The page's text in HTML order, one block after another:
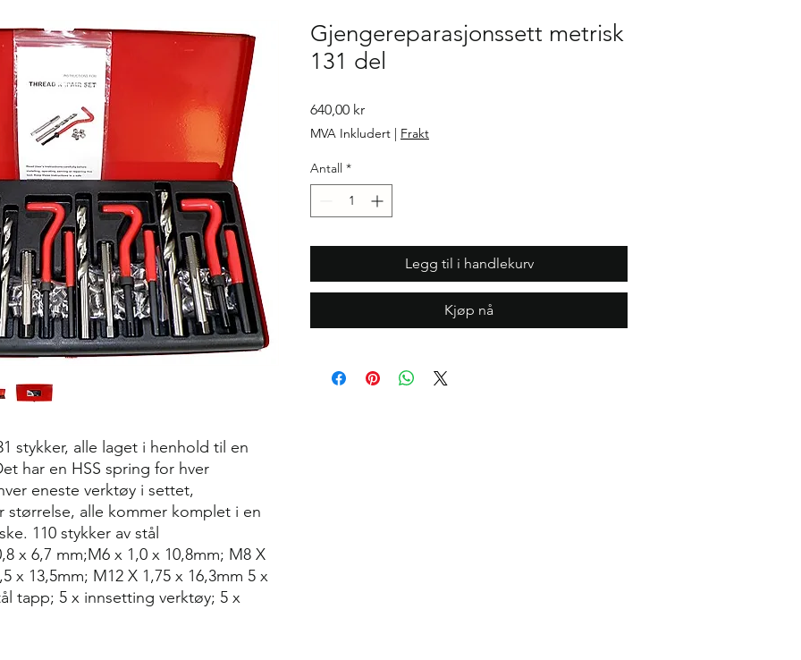
stykker, alle laget i henhold til en
har en HSS spring for hver
eneste verktøy i settet,
størrelse, alle kommer komplet i en
110 stykker av stål
x 6,7 mm;M6 x 1,0 x 10,8mm; M8 X
x 13,5mm; M12 X 1,75 x 16,3mm 5 x
tapp; 5 x innsetting verktøy; 5 x
Gjengereparasjonssett metrisk
131 del
640,00 krPris
MVA Inkludert | Frakt
Antall *
Legg til i handlekurv
Kjøp nå